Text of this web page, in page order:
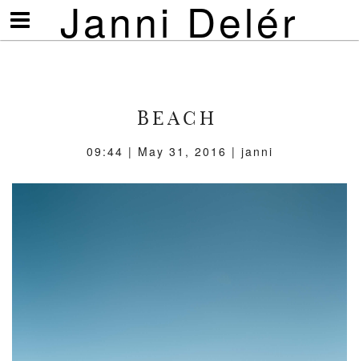
Janni Delér
Visa/göm
meny
BEACH
09:44 | May 31, 2016 | janni